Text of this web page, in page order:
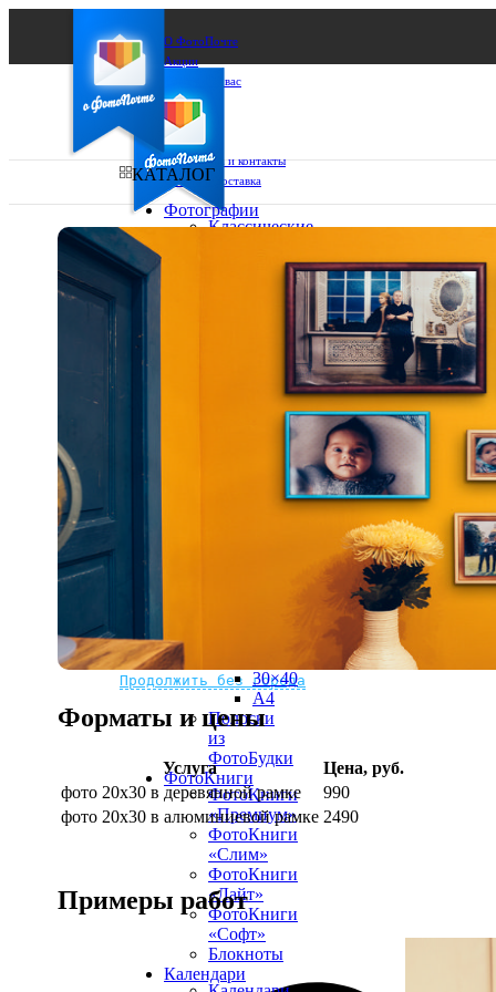
О ФотоПочте
Акции
Сделаем за вас
Бизнесу
FAQ
Франшиза
Поддержка и контакты
Оплата и доставка
Ваш город:
Выберите из списка:
Не нашли Ваш город?
Мы доставляем по всему миру
Продолжить без города
КАТАЛОГ
Фотографии
Классические
10х10
10х15
15х15
20х20
20х30
30х30
30х40
30×40
A4
Полоски
из
ФотоБудки
ФотоКниги
ФотоКниги
«Премиум»
ФотоКниги
«Слим»
ФотоКниги
«Лайт»
ФотоКниги
«Софт»
Блокноты
Календари
Форматы и цены
Услуга
Цена, руб.
фото 20х30 в деревянной рамке
990
фото 20х30 в алюминиевой рамке 2490
Примеры работ